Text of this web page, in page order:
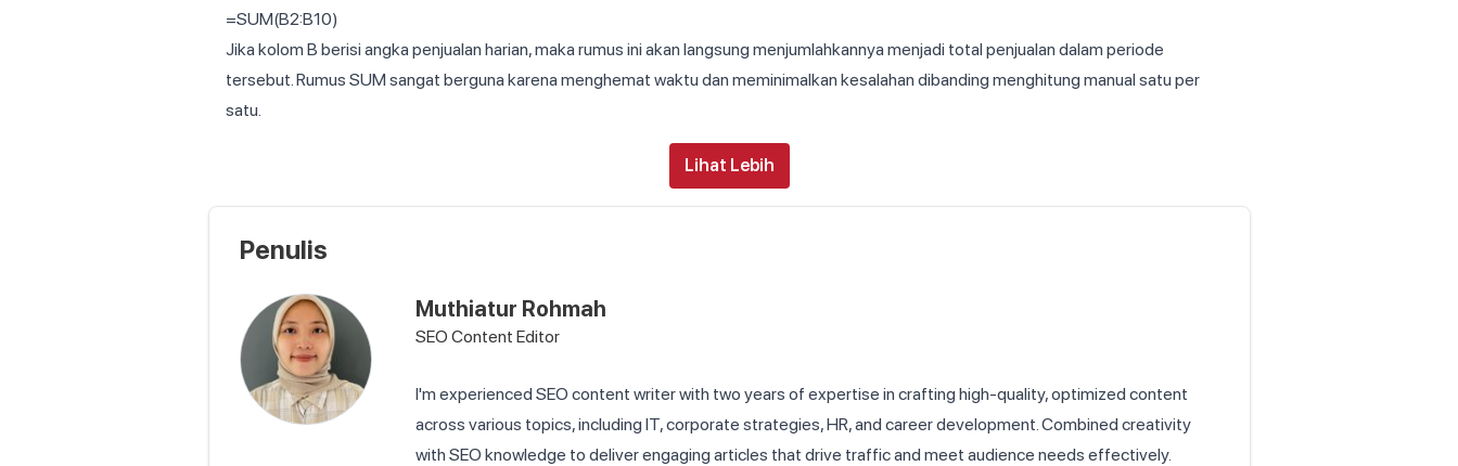
=SUM(B2:B10)
Jika kolom B berisi angka penjualan harian, maka rumus ini akan langsung menjumlahkannya menjadi total penjualan dalam periode
tersebut. Rumus SUM sangat berguna karena menghemat waktu dan meminimalkan kesalahan dibanding menghitung manual satu per
satu.
Lihat Lebih
Penulis
Muthiatur Rohmah
SEO Content Editor
I'm experienced SEO content writer with two years of expertise in crafting high-quality, optimized content
across various topics, including IT, corporate strategies, HR, and career development. Combined creativity
with SEO knowledge to deliver engaging articles that drive traffic and meet audience needs effectively.